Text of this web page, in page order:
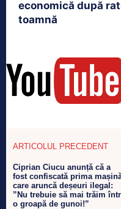
economică după
toamnă
ARTICOLUL PRECEDENT
Ciprian Ciucu anunță că a
fost confiscată prima
care aruncă deșeuri ilegal:
”Nu trebuie să mai trăim
o groapă de gunoi!”